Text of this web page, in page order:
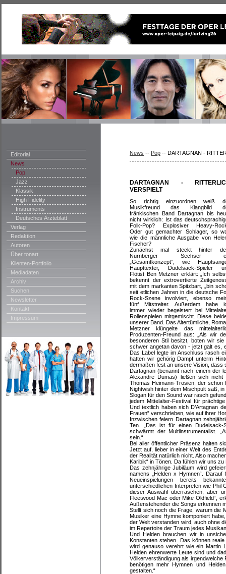
Editorial
News
Pop
Jazz
Klassik
High Fidelity
Instruments
Deutsches Ärzteblatt
Verlag
Redaktion
Autoren
Über tonart
Klienten-Portfolio
Mediadaten
Archiv
Suchen
Newsletter
Kontakt
Impressum
News -- Pop -- DARTAGNAN -
DARTAGNAN -
VERSPIELT
So richtig einzuordnen weiß
Musikfreund das Klangbild
fränkischen Band Dartagnan bis
nicht wirklich: Ist das
Folk-Pop? Explosiver Heavy-
Oder gut gemachter Schlager, so
wie die männliche Ausgabe von
Fischer?
Zunächst mal steckt hinter
Nürnberger Sechser
„Gesamtkonzept”, wie
Haupttexter, Dudelsack-Spieler
Flötist Ben Metzner erklärt: „Ich
bekennt der extrovertierte
mit dem markanten Spitzbart, „bin
seit etlichen Jahren in die deutsche
Rock-Szene involviert, ebenso
fünf Mitstreiter. Außerdem habe
immer wieder begeistert bei
Rollenspielen mitgemischt. Diese
unserer Band. Das Altertümliche,
Metzner klüngelte das
Produzenten-Freund aus: „Als wir
besonderen Stil besitzt, boten wir
schwer angetan davon - jetzt galt es,
Das Label legte im Anschluss rasch
hatten wir gehörig Dampf unterm
dermaßen fest an unsere Vision, dass
Dartagnan (benannt nach einem der
Alexandre Dumas) ließen sich
Thomas Heimann-Trosien, der
Nightwish hinter dem Mischpult saß,
Slogan für den Sound war rasch
jedem Mittelalter-Festival für
Und textlich haben sich D’Artagnan
Frauen” verschrieben, wie auf ihrer
Inzwischen feiern Dartagnan
Ten. „Das ist für einen Dudelsack-
schwärmt der Multiinstrumentalist.
sein.“
Bei aller öffentlicher Präsenz halten
Jetzt auf, lieber in einer Welt des
der Realität natürlich nicht. Also
Karibik“ in Tönen. Da fühlen wir uns zu
Das zehnjährige Jubiläum wird
namens „Helden x Hymnen“.
Neueinspielungen bereits
unterschiedlichen Interpreten wie Phil
dieser Auswahl überraschen, aber
Fleetwood Mac oder Mike Oldfield“,
Außenstehender die Songs erkennen
Stellt sich noch die Frage, warum die
Musiker eine Hymne komponiert
der Welt verstanden wird, auch ohne
im Repertoire der Traum jedes
Und Helden brauchen wir in
Konstanten stehen. Das können
wird genauso verehrt wie ein Martin
Helden ehrenwerte Leute sind und
Völkerverständigung als irgendwelche
benötigen mehr Hymnen und
gestalten.“